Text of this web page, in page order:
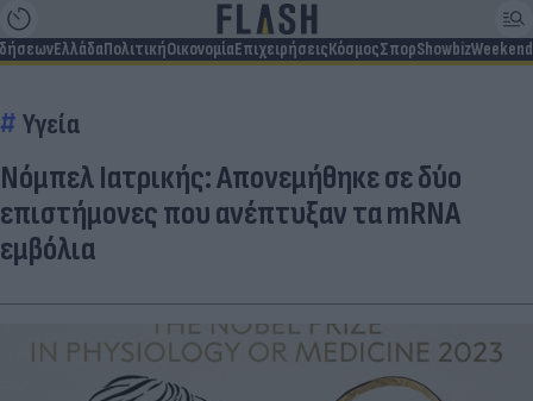
ΕλλάδαΠολιτικήΟικονομίαΕπιχειρήσειςΚόσμοςΣπορShowbizWeekend
Υγεία
Νόμπελ Ιατρικής: Απονεμήθηκε σε δύο
επιστήμονες που ανέπτυξαν τα mRNA
εμβόλια